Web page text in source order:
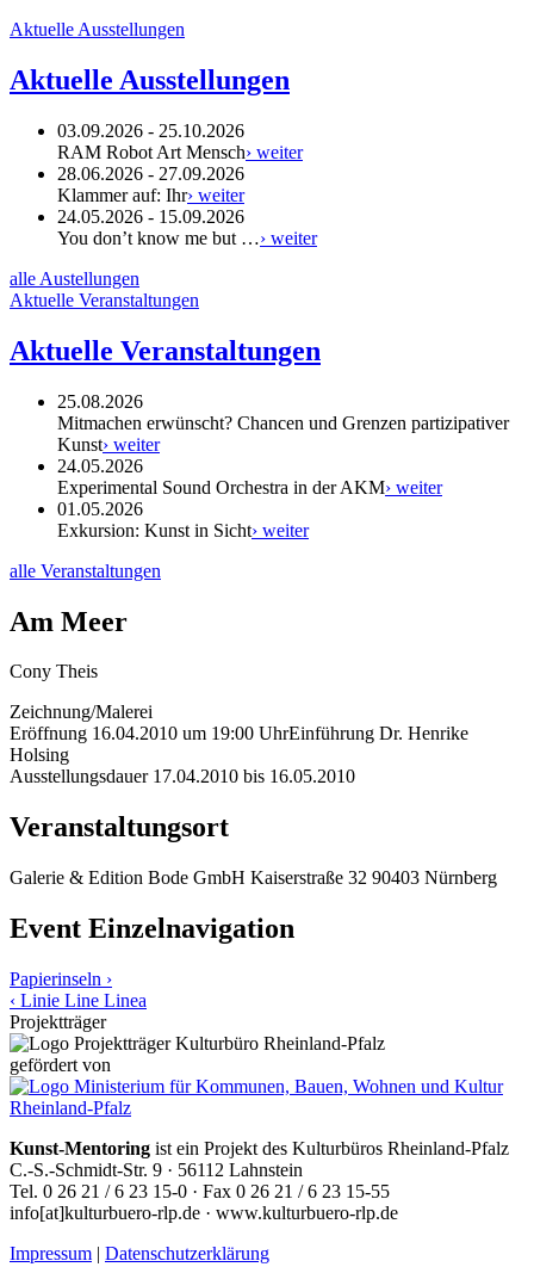
Aktuelle Ausstellungen
Aktuelle Ausstellungen
03.09.2026 - 25.10.2026
RAM Robot Art Mensch› weiter
28.06.2026 - 27.09.2026
Klammer auf: Ihr› weiter
24.05.2026 - 15.09.2026
You don’t know me but …› weiter
alle Austellungen
Aktuelle Veranstaltungen
Aktuelle Veranstaltungen
25.08.2026
Mitmachen erwünscht? Chancen und Grenzen partizipativer
Kunst› weiter
24.05.2026
Experimental Sound Orchestra in der AKM› weiter
01.05.2026
Exkursion: Kunst in Sicht› weiter
alle Veranstaltungen
Am Meer
Cony Theis
Zeichnung/Malerei
Eröffnung 16.04.2010 um 19:00 UhrEinführung Dr. Henrike
Holsing
Ausstellungsdauer 17.04.2010 bis 16.05.2010
Veranstaltungsort
Galerie & Edition Bode GmbH Kaiserstraße 32 90403 Nürnberg
Event Einzelnavigation
Papierinseln ›
‹ Linie Line Linea
Projektträger
gefördert von
Kunst-Mentoring ist ein Projekt des Kulturbüros Rheinland-Pfalz
C.-S.-Schmidt-Str. 9 · 56112 Lahnstein
Tel. 0 26 21 / 6 23 15-0 · Fax 0 26 21 / 6 23 15-55
info[at]kulturbuero-rlp.de · www.kulturbuero-rlp.de
Impressum | Datenschutzerklärung